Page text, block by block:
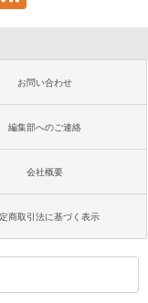
お問い合わせ
編集部へのご連絡
会社概要
商取引法に基づく表示